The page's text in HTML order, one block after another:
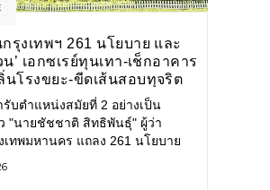
รุงเทพฯ 261 นโยบาย และ
น’ เอกซเรย์ทุนเทา-เช็กอาคาร
นโรงขยะ-ขีดเส้นสอบทุจริต
รับตำแหน่งสมัยที่ 2 อย่างเป็น
"นายชัชชาติ สิทธิพันธุ์" ผู้ว่า
เทพมหานคร แถลง 261 นโยบาย
จัดทำตัวชี้วัด